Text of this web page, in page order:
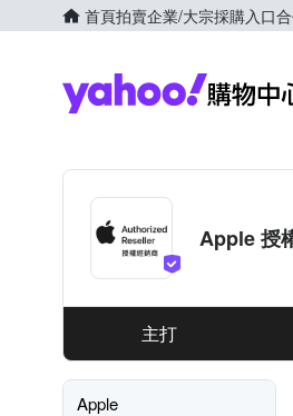
首頁拍賣企業/大宗採購入口
Apple 授
主打
Apple